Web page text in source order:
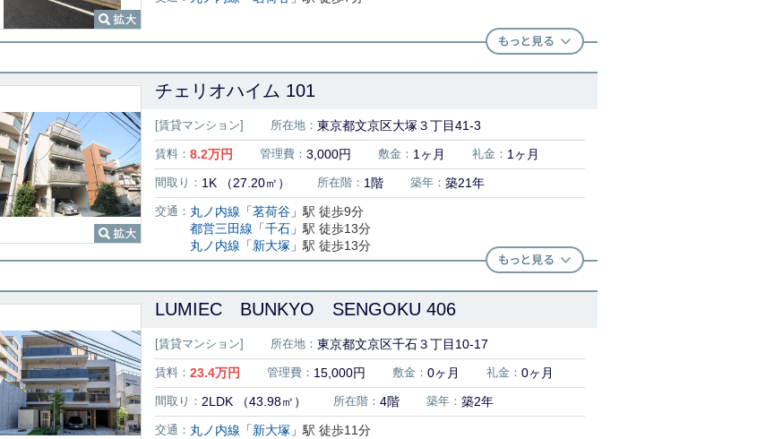
チェリオハイム 101
[賃貸マンション] 所在地： 東京都文京区大塚３丁目41-3
賃料： 8.2万円 管理費： 3,000円 敷金： 1ヶ月 礼金： 1ヶ月
間取り： 1K （27.20㎡） 所在階： 1階 築年： 築21年
交通： 丸ノ内線 「茗荷谷 」駅 徒歩9分
都営三田線 「千石 」駅 徒歩13分
丸ノ内線 「新大塚 」駅 徒歩13分
LUMIEC BUNKYO SENGOKU 406
[賃貸マンション] 所在地： 東京都文京区千石３丁目10-17
賃料： 23.4万円 管理費： 15,000円 敷金： 0ヶ月 礼金： 0ヶ月
間取り： 2LDK （43.98㎡） 所在階： 4階 築年： 築2年
交通： 丸ノ内線 「新大塚 」駅 徒歩11分